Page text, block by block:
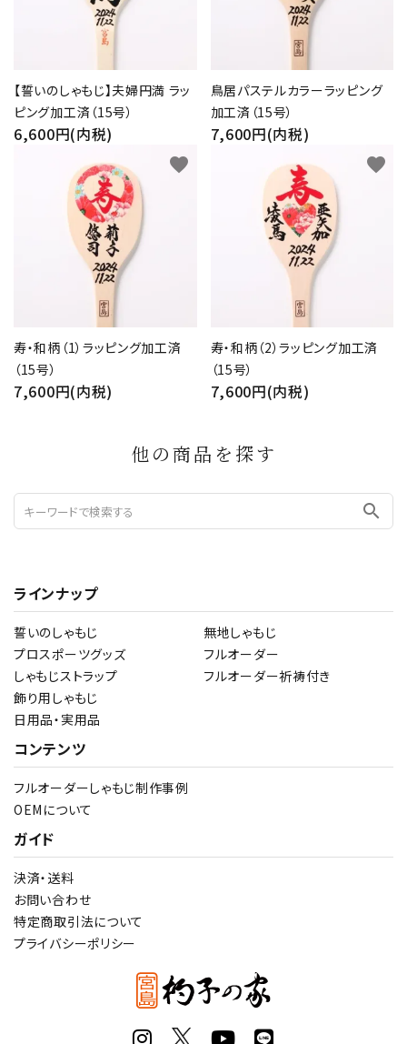
【誓いのしゃもじ】夫婦円満 ラッ
ピング加工済（15号）
6,600円(内税)
鳥居パステルカラーラッピング
加工済（15号）
7,600円(内税)
寿・和柄（1）ラッピング加工済
（15号）
7,600円(内税)
favorite
寿・和柄（2）ラッピング加工済
（15号）
7,600円(内税)
favorite
他の商品を探す
search
ラインナップ
誓いのしゃもじ
プロスポーツグッズ
しゃもじストラップ
飾り用しゃもじ
日用品・実用品
無地しゃもじ
フルオーダー
フルオーダー祈祷付き
コンテンツ
フルオーダーしゃもじ制作事例
OEMについて
ガイド
決済・送料
お問い合わせ
特定商取引法について
プライバシーポリシー